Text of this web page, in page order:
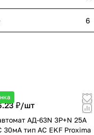
6
₽/шт
АД-63N 3P+N 25А
30мА тип AC EKF Proxima